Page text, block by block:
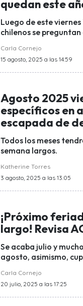
quedan este
Luego de este
chilenos se
Carla Cornejo
15 agosto, 2025 a las 14:59
Agosto 2025
específicos en
escapada de
Todos los meses
semana largos.
Katherine Torres
3 agosto, 2025 a las 13:05
¡Próximo
largo! Revisa
Se acaba julio y
agosto, asimismo,
Carla Cornejo
20 julio, 2025 a las 17:25